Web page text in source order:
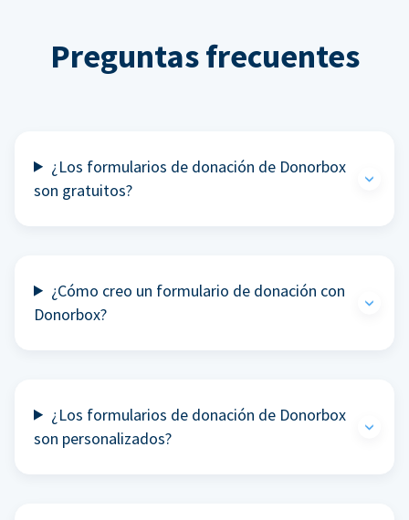
Preguntas frecuentes
¿Los formularios de donación de Donorbox
son gratuitos?
¿Cómo creo un formulario de donación con
Donorbox?
¿Los formularios de donación de Donorbox
son personalizados?